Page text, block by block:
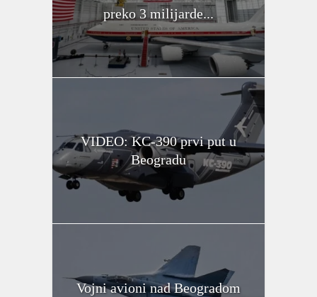
preko 3 milijarde...
VIDEO: KC-390 prvi put u
Beogradu
Vojni avioni nad Beogradom